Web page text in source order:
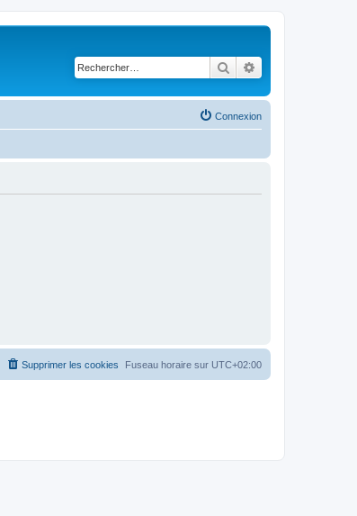
Rechercher
Connexion
Fuseau horaire sur UTC+02:00
Supprimer les cookies